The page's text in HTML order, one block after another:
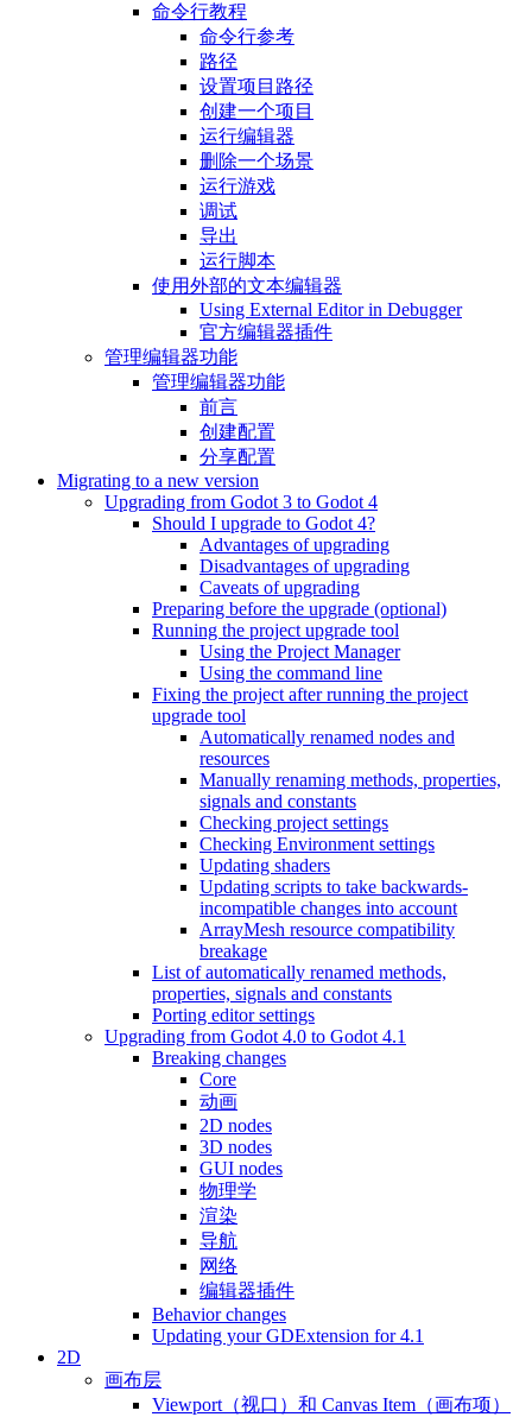
命令行教程
命令行参考
路径
设置项目路径
创建一个项目
运行编辑器
删除一个场景
运行游戏
调试
导出
运行脚本
使用外部的文本编辑器
Using External Editor in Debugger
官方编辑器插件
管理编辑器功能
管理编辑器功能
前言
创建配置
分享配置
Migrating to a new version
Upgrading from Godot 3 to Godot 4
Should I upgrade to Godot 4?
Advantages of upgrading
Disadvantages of upgrading
Caveats of upgrading
Preparing before the upgrade (optional)
Running the project upgrade tool
Using the Project Manager
Using the command line
Fixing the project after running the project
upgrade tool
Automatically renamed nodes and
resources
Manually renaming methods, properties,
signals and constants
Checking project settings
Checking Environment settings
Updating shaders
Updating scripts to take backwards-
incompatible changes into account
ArrayMesh resource compatibility
breakage
List of automatically renamed methods,
properties, signals and constants
Porting editor settings
Upgrading from Godot 4.0 to Godot 4.1
Breaking changes
Core
动画
2D nodes
3D nodes
GUI nodes
物理学
渲染
导航
网络
编辑器插件
Behavior changes
Updating your GDExtension for 4.1
2D
画布层
Viewport（视口）和 Canvas Item（画布项）